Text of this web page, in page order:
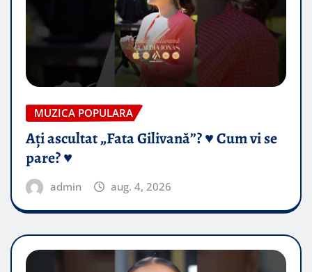
MUZICA POPULARA
Ați ascultat „Fata Gilivană”? ♥️ Cum vi se
pare? ♥️
admin aug. 4, 2026